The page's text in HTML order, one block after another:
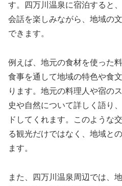
す。四万川温泉に宿泊すると
会話を楽しみながら、地域の
できます。
例えば、地元の食材を使った
食事を通して地域の特色や食
ります。地元の料理人や宿の
史や自然について詳しく語り
ドしてくれます。このような
る観光だけではなく、地域と
ます。
また、四万川温泉周辺では、